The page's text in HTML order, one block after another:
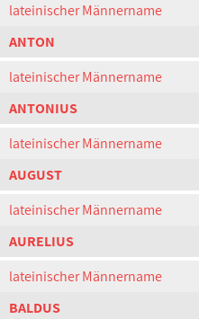
lateinischer Männername
ANTON
lateinischer Männername
ANTONIUS
lateinischer Männername
AUGUST
lateinischer Männername
AURELIUS
lateinischer Männername
BALDUS